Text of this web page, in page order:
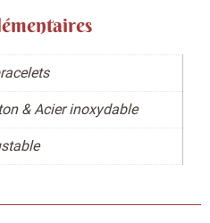
& Acier inoxydable